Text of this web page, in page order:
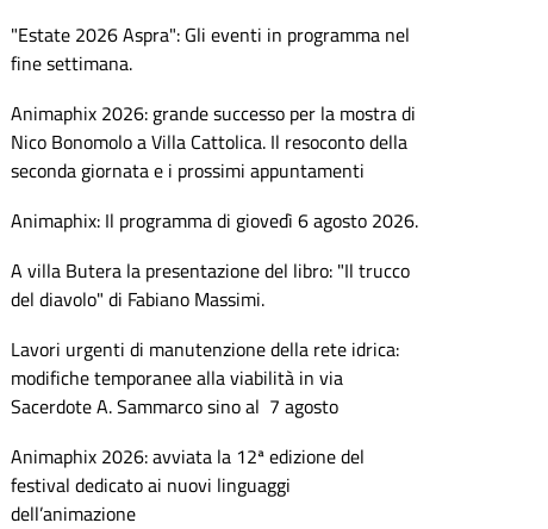
"Estate 2026 Aspra": Gli eventi in programma nel
fine settimana.
Animaphix 2026: grande successo per la mostra di
Nico Bonomolo a Villa Cattolica. Il resoconto della
seconda giornata e i prossimi appuntamenti
Animaphix: Il programma di giovedì 6 agosto 2026.
A villa Butera la presentazione del libro: "Il trucco
del diavolo" di Fabiano Massimi.
Lavori urgenti di manutenzione della rete idrica:
modifiche temporanee alla viabilità in via
Sacerdote A. Sammarco sino al 7 agosto
Animaphix 2026: avviata la 12ª edizione del
festival dedicato ai nuovi linguaggi
dell’animazione